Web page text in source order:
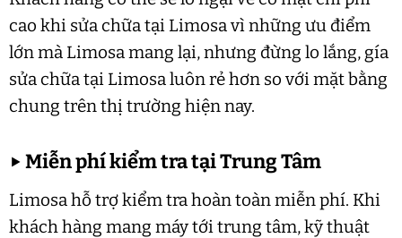
cao khi sửa chữa tại Limosa vì những ưu điểm
lớn mà Limosa mang lại, nhưng đừng lo lắng, gía
sửa chữa tại Limosa luôn rẻ hơn so với mặt bằng
chung trên thị trường hiện nay.
▶Miễn phí kiểm tra tại Trung Tâm
Limosa hỗ trợ kiểm tra hoàn toàn miễn phí. Khi
khách hàng mang máy tới trung tâm, kỹ thuật